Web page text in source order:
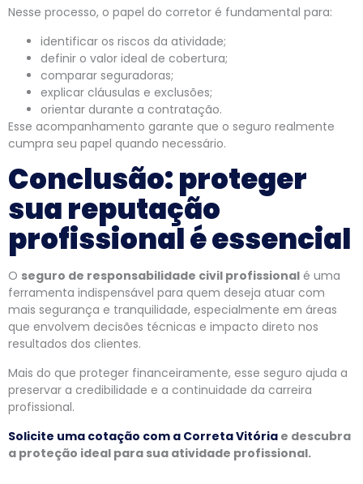
Nesse processo, o papel do corretor é fundamental para:
identificar os riscos da atividade;
definir o valor ideal de cobertura;
comparar seguradoras;
explicar cláusulas e exclusões;
orientar durante a contratação.
Esse acompanhamento garante que o seguro realmente
cumpra seu papel quando necessário.
Conclusão: proteger
sua reputação
profissional é essencial
O seguro de responsabilidade civil profissional é uma
ferramenta indispensável para quem deseja atuar com
mais segurança e tranquilidade, especialmente em áreas
que envolvem decisões técnicas e impacto direto nos
resultados dos clientes.
Mais do que proteger financeiramente, esse seguro ajuda a
preservar a credibilidade e a continuidade da carreira
profissional.
Solicite uma cotação com a Correta Vitória e descubra
a proteção ideal para sua atividade profissional.